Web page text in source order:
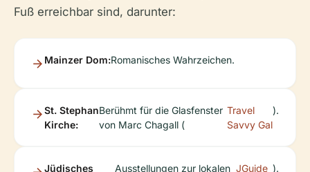
Fuß erreichbar sind, darunter:
Mainzer Dom:Romanisches Wahrzeichen.
St. Stephan
Kirche:
Berühmt für die Glasfenster
von Marc Chagall (
Travel
Savvy Gal
).
Jüdisches
Ausstellungen zur lokalen JGuide ).